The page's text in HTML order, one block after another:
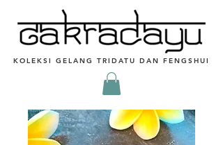
KOLEKSI GELANG TRIDATU DAN FENGSHUI